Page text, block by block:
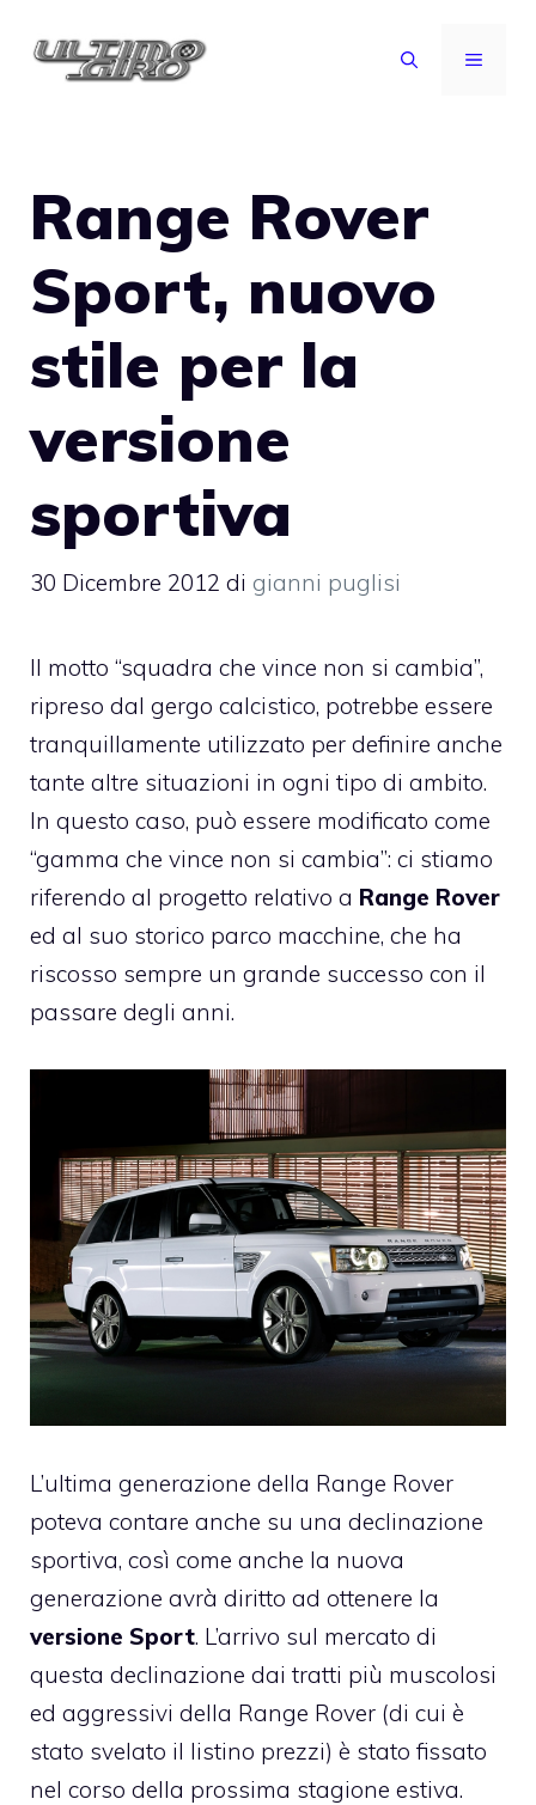
MENU
Range Rover
Sport, nuovo
stile per la
versione
sportiva
30 Dicembre 2012 di gianni puglisi
Il motto “squadra che vince non si cambia”,
ripreso dal gergo calcistico, potrebbe essere
tranquillamente utilizzato per definire anche
tante altre situazioni in ogni tipo di ambito.
In questo caso, può essere modificato come
“gamma che vince non si cambia”: ci stiamo
riferendo al progetto relativo a Range Rover
ed al suo storico parco macchine, che ha
riscosso sempre un grande successo con il
passare degli anni.
L’ultima generazione della Range Rover
poteva contare anche su una declinazione
sportiva, così come anche la nuova
generazione avrà diritto ad ottenere la
versione Sport. L’arrivo sul mercato di
questa declinazione dai tratti più muscolosi
ed aggressivi della Range Rover (di cui è
stato svelato il listino prezzi) è stato fissato
nel corso della prossima stagione estiva.